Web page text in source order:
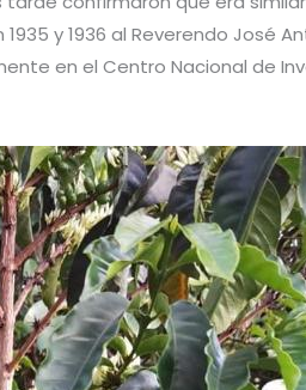
y 1936 al Reverendo José
en el Centro Nacional de